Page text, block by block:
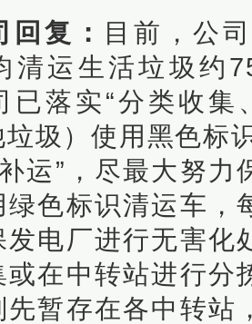
回复： 目前，公
清运生活垃圾约
已落实“分类收
垃圾）使用黑色标
运”，尽最大努力
绿色标识清运车，
发电厂进行无害化
或在中转站进行分
先暂存在各中转站